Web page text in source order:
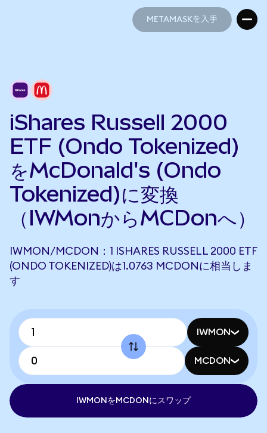
METAMASKを入手
iShares Russell 2000
ETF (Ondo Tokenized)
をMcDonald's (Ondo
Tokenized)に変換
（IWMonからMCDonへ）
IWMON/MCDON：1 ISHARES RUSSELL 2000 ETF
(ONDO TOKENIZED)は1.0763 MCDONに相当しま
す
IWMON
MCDON
IWMONをMCDONにスワップ